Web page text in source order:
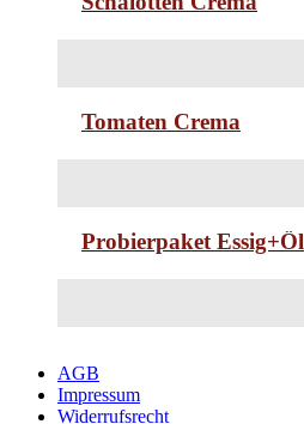
Tomaten Crema
Probierpaket Essig+Öl
AGB
Impressum
Widerrufsrecht